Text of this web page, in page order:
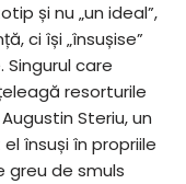
și nu „un ideal”,
ci își „însușise”
care
resorturile
Steriu, un
însuși în propriile
greu de smuls